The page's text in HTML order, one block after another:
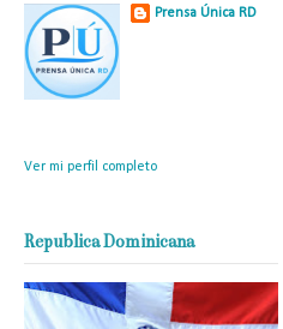
Prensa Única RD
Ver mi perfil completo
Republica Dominicana